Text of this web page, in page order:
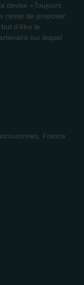
devise «Toujours
cesse de proposer
d’être le
sur lequel
France